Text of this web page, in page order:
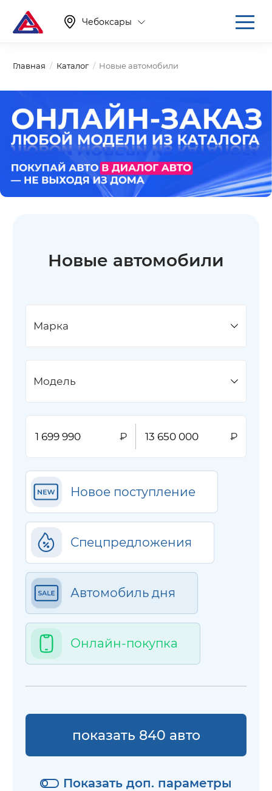
Чебоксары
Главная Каталог Новые автомобили
Новые автомобили
Марка
Модель
Новое поступление
Спецпредложения
Автомобиль дня
Онлайн-покупка
Показать доп. параметры
показать 840 авто